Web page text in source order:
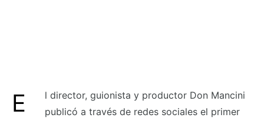
El director, guionista y productor Don Mancini
publicó a través de redes sociales el primer